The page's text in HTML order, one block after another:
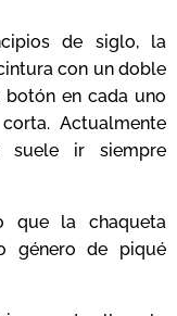
de siglo, la
con un doble
en cada uno
Actualmente
ir siempre
que la chaqueta
género de piqué